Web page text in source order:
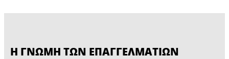
Η ΓΝΩΜΗ ΤΩΝ ΕΠΑΓΓΕΛΜΑΤΙΩΝ